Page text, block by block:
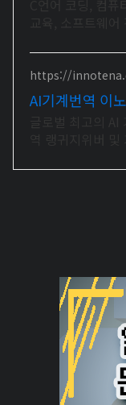
https://
AI기계번역 이